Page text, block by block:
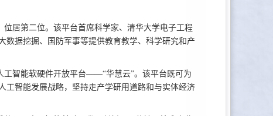
居第二位。该平台首席科学家、清华大学电子工程
数据挖掘、国防军事等提供教育教学、科学研究和产
智能软硬件开放平台——“华慧云”。该平台既可为
工智能发展战略，坚持走产学研用道路和与实体经济